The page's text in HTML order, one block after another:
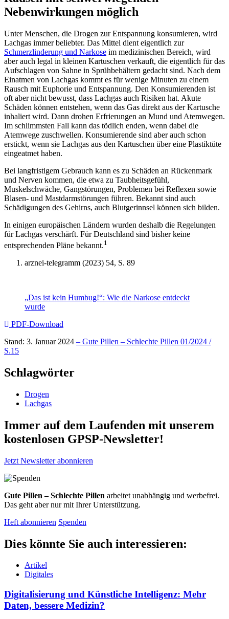
Nebenwirkungen möglich
Unter Menschen, die Drogen zur Entspannung konsumieren, wird
Lachgas immer beliebter. Das Mittel dient eigentlich zur
Schmerzlinderung und Narkose im medizinischen Bereich, wird
aber auch legal in kleinen Kartuschen verkauft, die eigentlich für das
Aufschlagen von Sahne in Sprühbehältern gedacht sind. Nach dem
Einatmen von Lachgas kommt es für wenige Minuten zu einem
Rausch mit Euphorie und Entspannung. Den Konsumierenden ist
oft aber nicht bewusst, dass Lachgas auch Risiken hat. Akute
Schäden können entstehen, wenn das Gas direkt aus der Kartusche
inhaliert wird. Dann drohen Erfrierungen an Mund und Atemwegen.
Im schlimmsten Fall kann das tödlich enden, wenn dabei die
Atemwege zuschwellen. Konsumierende sind aber auch schon
erstickt, wenn sie Lachgas aus den Kartuschen über eine Plastiktüte
eingeatmet haben.
Bei langfristigem Gebrauch kann es zu Schäden an Rückenmark
und Nerven kommen, die etwa zu Taubheitsgefühl,
Muskelschwäche, Gangstörungen, Problemen bei Reflexen sowie
Blasen- und Mastdarmstörungen führen. Bekannt sind auch
Schädigungen des Gehirns, auch Blutgerinnsel können sich bilden.
In einigen europäischen Ländern wurden deshalb die Regelungen
für Lachgas verschärft. Für Deutschland sind bisher keine
entsprechenden Pläne bekannt.1
arznei-telegramm (2023) 54, S. 89
„Das ist kein Humbug!“: Wie die Narkose entdeckt
wurde
PDF-Download
Stand: 3. Januar 2024 – Gute Pillen – Schlechte Pillen 01/2024 /
S.15
Schlagwörter
Drogen
Lachgas
Immer auf dem Laufenden mit unserem
kostenlosen GPSP-Newsletter!
Jetzt Newsletter abonnieren
Gute Pillen – Schlechte Pillen arbeitet unabhängig und werbefrei.
Das geht aber nur mit Ihrer Unterstützung.
Heft abonnieren Spenden
Dies könnte Sie auch interessieren:
Artikel
Digitales
Digitalisierung und Künstliche Intelligenz: Mehr
Daten, bessere Medizin?